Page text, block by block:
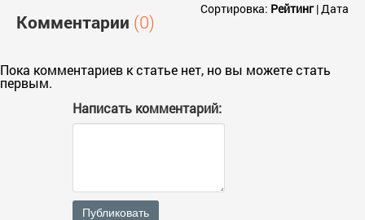
Комментарии (0)
Сортировка: Рейтинг|Дата
Пока комментариев к статье нет, но вы можете стать
первым.
Написать комментарий:
Публиковать